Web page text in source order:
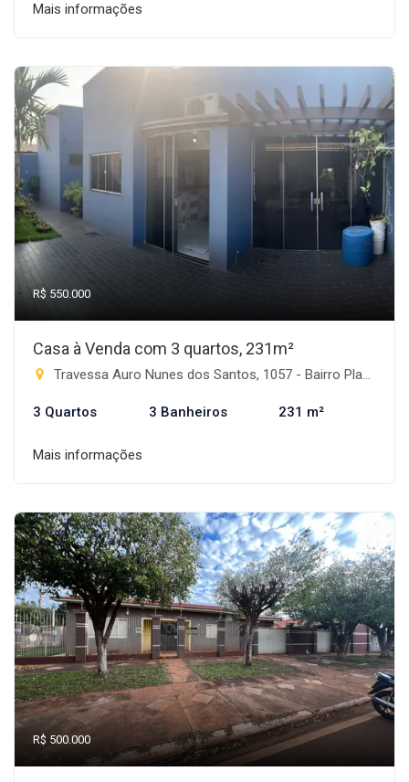
Mais informações
R$ 550.000
Casa à Venda com 3 quartos, 231m²
Travessa Auro Nunes dos Santos, 1057 - Bairro Planalto, Rio Brilhante-MS
3 Quartos 3 Banheiros 231 m²
Mais informações
R$ 500.000